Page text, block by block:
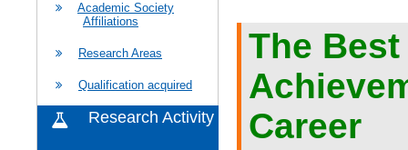
Academic Society
Affiliations
Research Areas
Qualification acquired
Research Activity
The
Career